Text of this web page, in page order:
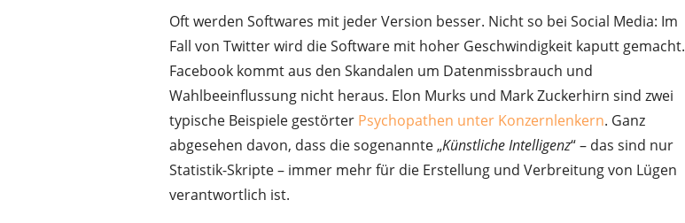
Oft werden Softwares mit jeder Version besser. Nicht so bei Social Media: Im
Fall von Twitter wird die Software mit hoher Geschwindigkeit kaputt gemacht.
Facebook kommt aus den Skandalen um Datenmissbrauch und
Wahlbeeinflussung nicht heraus. Elon Murks und Mark Zuckerhirn sind zwei
typische Beispiele gestörter Psychopathen unter Konzernlenkern. Ganz
abgesehen davon, dass die sogenannte „Künstliche Intelligenz“ – das sind nur
Statistik-Skripte – immer mehr für die Erstellung und Verbreitung von Lügen
verantwortlich ist.